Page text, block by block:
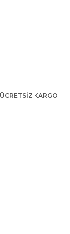
ÜCRETSİZ KARGO